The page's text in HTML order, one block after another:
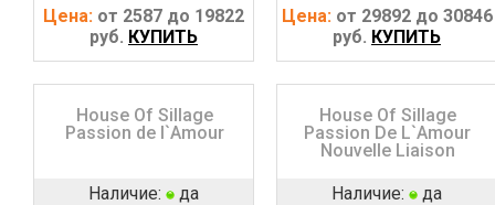
Цена: от 2587 до 19822
руб. КУПИТЬ
Цена: от 29892 до 30846
руб. КУПИТЬ
House Of Sillage
Passion de l`Amour
Наличие: да
House Of Sillage
Passion De L`Amour
Nouvelle Liaison
Наличие: да